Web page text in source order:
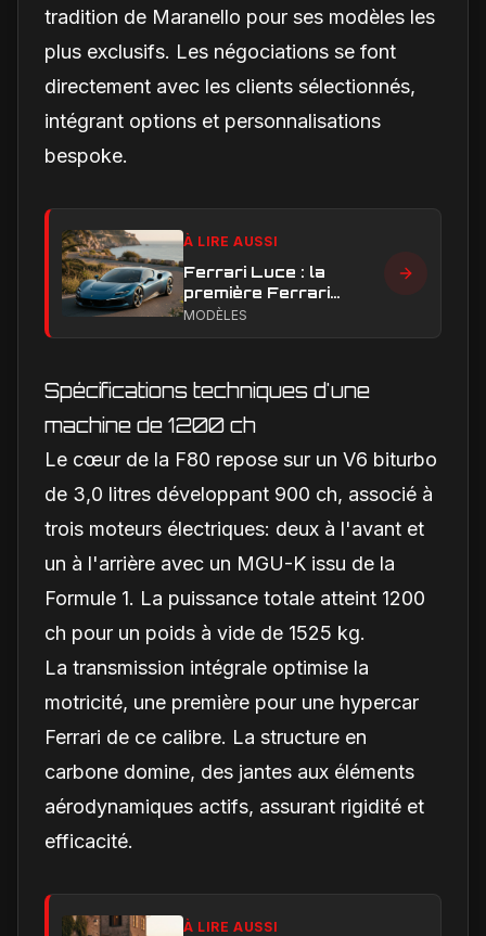
tradition de Maranello pour ses modèles les
plus exclusifs. Les négociations se font
directement avec les clients sélectionnés,
intégrant options et personnalisations
bespoke.
À LIRE AUSSI
Ferrari Luce : la
première Ferrari
électrique peut-elle
MODÈLES
Spécifications techniques d'une
machine de 1200 ch
Le cœur de la F80 repose sur un V6 biturbo
de 3,0 litres développant 900 ch, associé à
trois moteurs électriques: deux à l'avant et
un à l'arrière avec un MGU-K issu de la
Formule 1. La puissance totale atteint 1200
ch pour un poids à vide de 1525 kg.
La transmission intégrale optimise la
motricité, une première pour une hypercar
Ferrari de ce calibre. La structure en
carbone domine, des jantes aux éléments
aérodynamiques actifs, assurant rigidité et
efficacité.
À LIRE AUSSI